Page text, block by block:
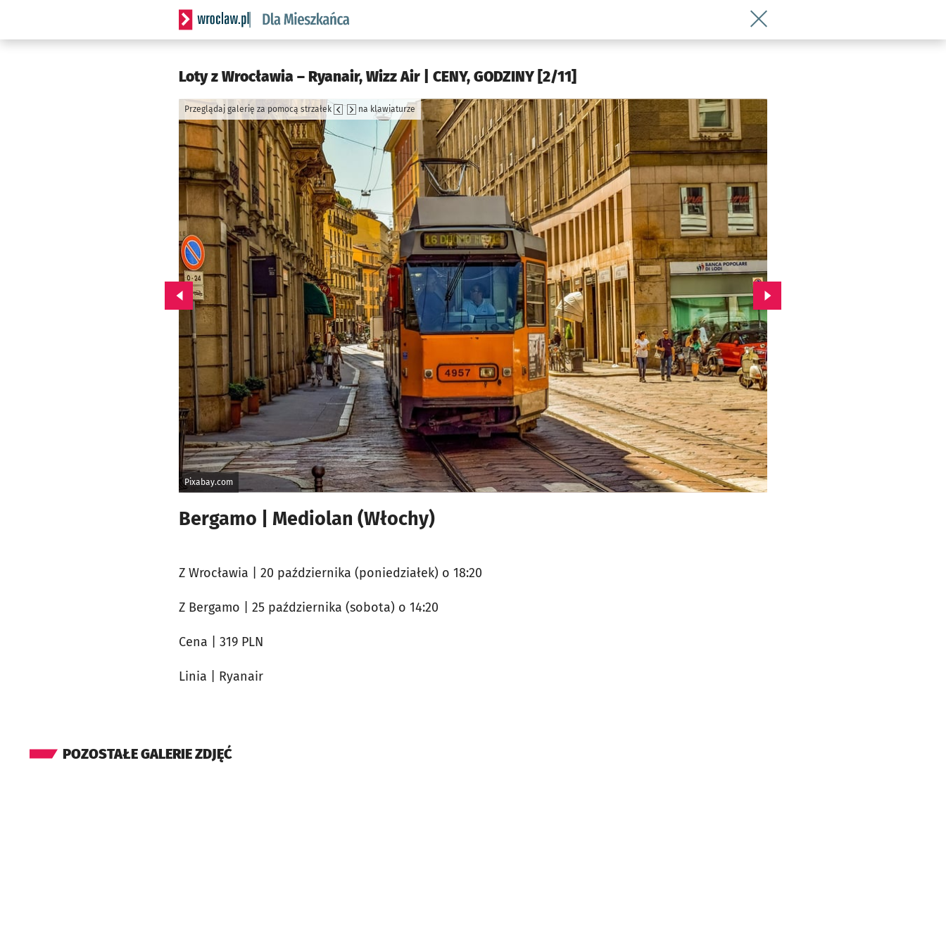
Serwis informacyjny wroclaw.pl podserwis: Dla mieszkańca
Wróć do artykułu Loty z Wrocławia –
Loty z Wrocławia – Ryanair, Wizz Air | CENY, GODZINY [2/11]
Pixabay.com
Przeglądaj galerię za pomocą strzałek na klawiaturze
Przejdź do poprzedniego zdjęcia. Przejdź do kolejnego zdjęcia.
Bergamo | Mediolan (Włochy)
Z Wrocławia | 20 października (poniedziałek) o 18:20
Z Bergamo | 25 października (sobota) o 14:20
Cena | 319 PLN
Linia | Ryanair
POZOSTAŁE GALERIE ZDJĘĆ